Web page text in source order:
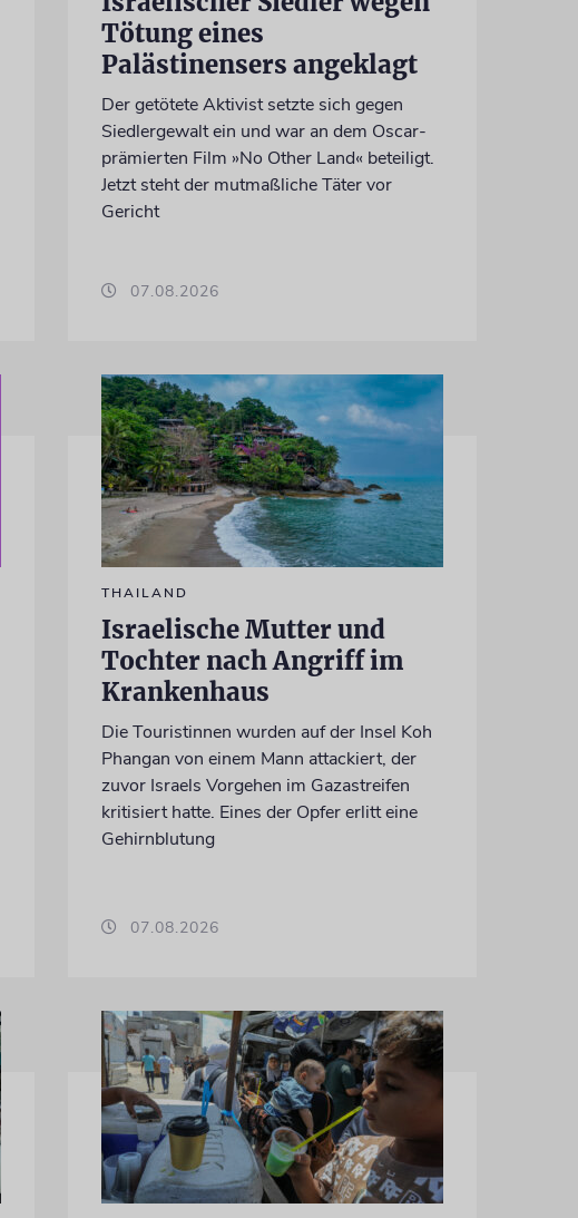
Tötung eines
Palästinensers angeklagt
Der getötete Aktivist setzte sich gegen
Siedlergewalt ein und war an dem Oscar-
prämierten Film »No Other Land« beteiligt.
Jetzt steht der mutmaßliche Täter vor
Gericht
07.08.2026
THAILAND
Israelische Mutter und
Tochter nach Angriff im
Krankenhaus
Die Touristinnen wurden auf der Insel Koh
Phangan von einem Mann attackiert, der
zuvor Israels Vorgehen im Gazastreifen
kritisiert hatte. Eines der Opfer erlitt eine
Gehirnblutung
07.08.2026